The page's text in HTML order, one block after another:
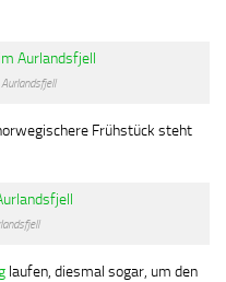
Frühstück steht
laufen, diesmal sogar, um den